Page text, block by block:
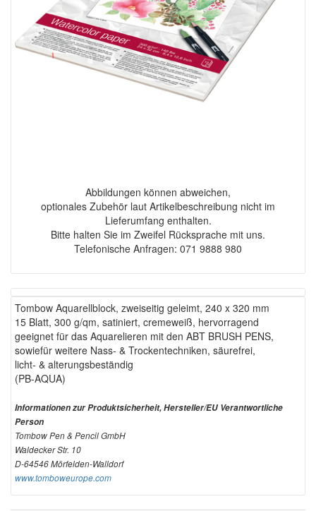
Abbildungen können abweichen,
optionales Zubehör laut Artikelbeschreibung nicht im
Lieferumfang enthalten.
Bitte halten Sie im Zweifel Rücksprache mit uns.
Telefonische Anfragen: 071 9888 980
Tombow Aquarellblock, zweiseitig geleimt, 240 x 320 mm
15 Blatt, 300 g/qm, satiniert, cremeweiß, hervorragend
geeignet für das Aquarelieren mit den ABT BRUSH PENS,
sowiefür weitere Nass- & Trockentechniken, säurefrei,
licht- & alterungsbeständig
(PB-AQUA)
Informationen zur Produktsicherheit, Hersteller/EU Verantwortliche
Person
Tombow Pen & Pencil GmbH
Waldecker Str. 10
D-64546 Mörfelden-Walldorf
www.tomboweurope.com